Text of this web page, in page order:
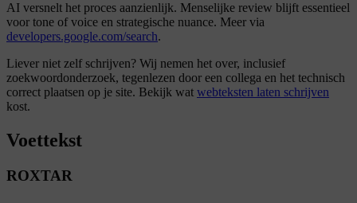
AI versnelt het proces aanzienlijk. Menselijke review blijft essentieel
voor tone of voice en strategische nuance. Meer via
developers.google.com/search.
Liever niet zelf schrijven? Wij nemen het over, inclusief
zoekwoordonderzoek, tegenlezen door een collega en het technisch
correct plaatsen op je site. Bekijk wat webteksten laten schrijven
kost.
Voettekst
ROXTAR